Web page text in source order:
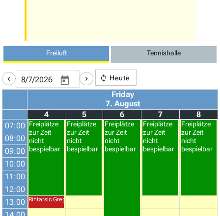
Freiluft Tennishalle
Heute
Friday
7. August
4
5 6 7
8
07:00
08:00
09:00
10:00
11:00
12:00
13:00
Freiplätze
zur Zeit
nicht
bespielbar
Rihtarsic Gregor
Freiplätze
zur Zeit
nicht
bespielbar
Freiplätze
zur Zeit
nicht
bespielbar
Freiplätze
zur Zeit
nicht
bespielbar
Freiplätze
zur Zeit
nicht
bespielbar